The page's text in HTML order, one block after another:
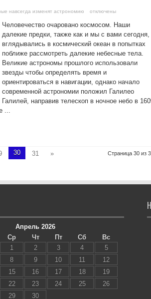
навсегда изменят астрономию отключены
Человечество очаровано космосом. Наши
далекие предки, также как и мы с вами сегодня,
вглядывались в космический океан в попытках
поближе рассмотреть далекие небесные тела.
Великие астрономы прошлого использовали
звезды чтобы определять время и
ориентироваться в навигации, однако начало
современной астрономии положил Галилео
Галилей, направив телескоп в ночное небо в
...
Страница 30 из
30 31 »
Апрель 2026
Ср Чт Пт Сб
Вс
1
2 3 4
5
8 9 10 11
12
15 16 17 18
19
22 23 24 25
26
29 30